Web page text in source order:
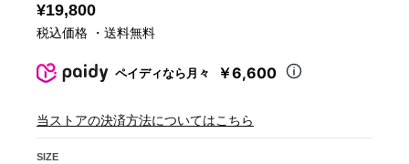
¥19,800
税込価格 ・送料無料
ペイディなら月々 ￥6,600
当ストアの決済方法についてはこちら
SIZE